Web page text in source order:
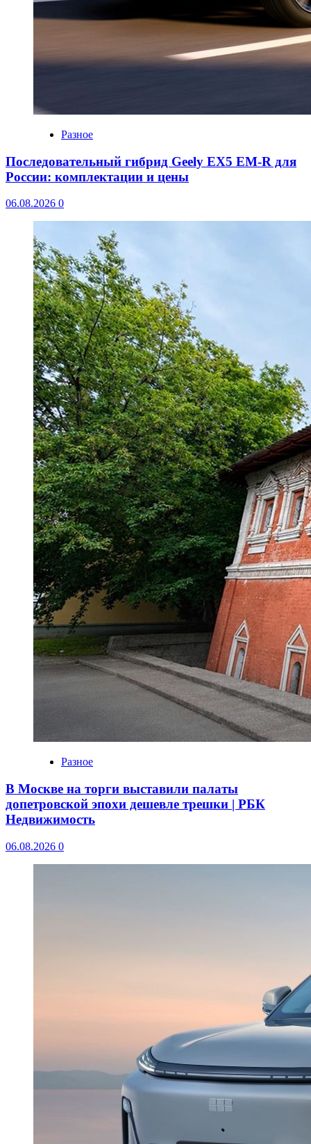
Разное
Последовательный гибрид Geely EX5 EM-R для
России: комплектации и цены
06.08.2026 0
Разное
В Москве на торги выставили палаты
допетровской эпохи дешевле трешки | РБК
Недвижимость
06.08.2026 0